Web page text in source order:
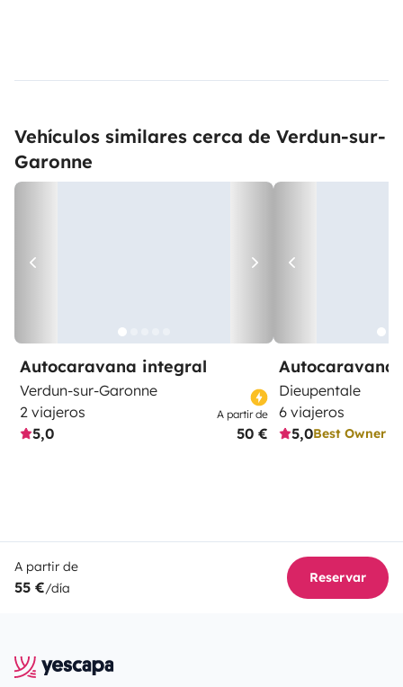
Vehículos similares cerca de Verdun-sur-
Garonne
Autocaravana integral
Verdun-sur-Garonne
2 viajeros
5,0
A partir de
50 €
Autocaravana
Dieupentale
6 viajeros
5,0Best Owner
A partir de
55 €/día
Reservar